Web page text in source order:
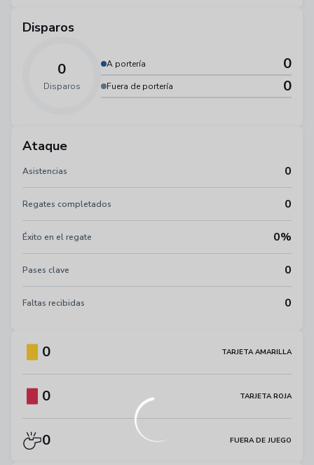
Disparos
0
Disparos
A portería 0
Fuera de portería 0
Ataque
Asistencias 0
Regates completados 0
Éxito en el regate 0%
Pases clave 0
Faltas recibidas 0
0 TARJETA AMARILLA
0 TARJETA ROJA
0 FUERA DE JUEGO